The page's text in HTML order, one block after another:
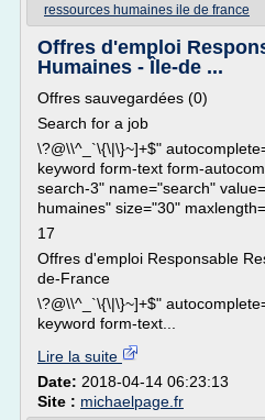
ressources humaines ile de france
Offres d'emploi
Humaines - Île-de ...
Offres sauvegardées (0)
Search for a job
\?@\\^_`\{\|\}~]+$"
keyword form-text form-
search-3" name="search"
humaines" size="30"
17
Offres d'emploi Responsable
de-France
\?@\\^_`\{\|\}~]+$"
keyword form-text...
Lire la suite
Date: 2018-04-14 06:23:13
Site : michaelpage.fr